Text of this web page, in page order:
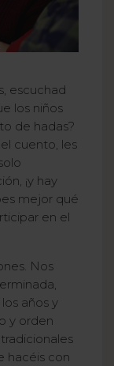
escuchad
los niños
de hadas?
cuento, les
¡y hay
mejor qué
en el
Nos
años y
y orden
hacéis con